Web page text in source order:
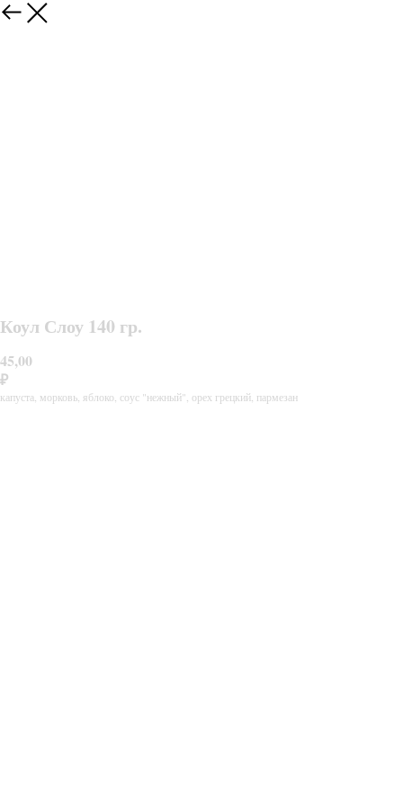
Коул Слоу 140 гр.
45,00
₽
капуста, морковь, яблоко, соус "нежный", орех грецкий, пармезан